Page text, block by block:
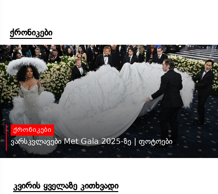
ქრონიკები
ქრონიკები
ვარსკვლავები Met Gala 2025-ზე | ფოტოები
კვირის ყველაზე კითხვადი